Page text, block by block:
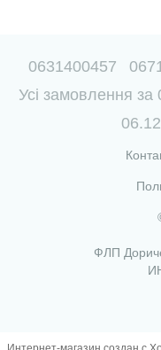
0631400457
Усі замовлення за
ФЛП